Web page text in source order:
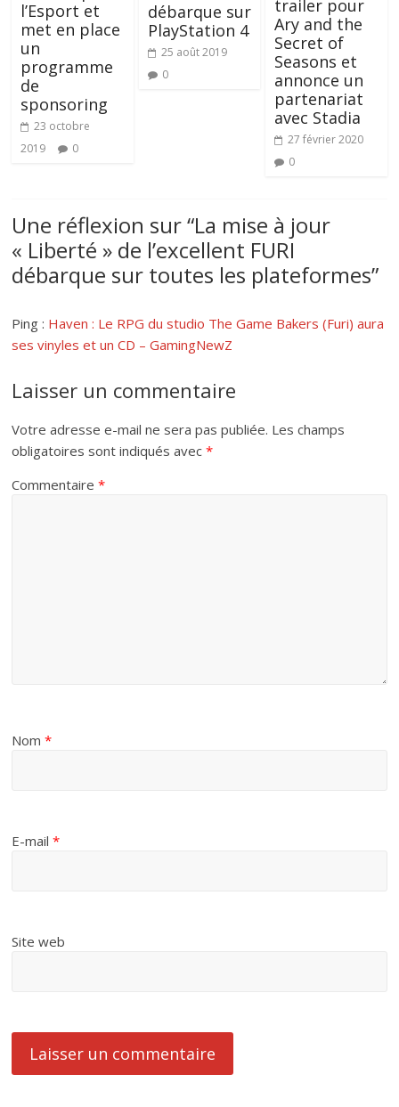
l’Esport et
met en place
un
programme
de
sponsoring
23 octobre
2019
0
débarque sur
PlayStation 4
25 août 2019
0
trailer pour
Ary and the
Secret of
Seasons et
annonce un
partenariat
avec Stadia
27 février 2020
0
Une réflexion sur “La mise à jour
« Liberté » de l’excellent FURI
débarque sur toutes les plateformes”
Ping : Haven : Le RPG du studio The Game Bakers (Furi) aura
ses vinyles et un CD – GamingNewZ
Laisser un commentaire
Votre adresse e-mail ne sera pas publiée. Les champs
obligatoires sont indiqués avec*
Commentaire*
Nom*
E-mail*
Site web